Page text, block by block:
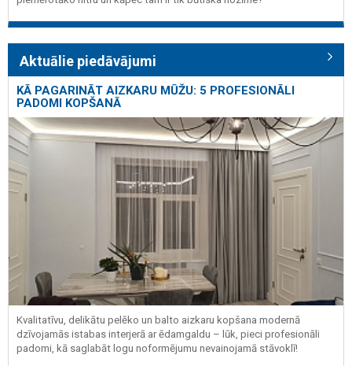
Aktuālie piedāvājumi
KĀ PAGARINĀT AIZKARU MŪŽU: 5 PROFESIONĀLI
PADOMI KOPŠANĀ
Kvalitatīvu, delikātu pelēko un balto aizkaru kopšana modernā
dzīvojamās istabas interjerā ar ēdamgaldu – lūk, pieci profesionāli
padomi, kā saglabāt logu noformējumu nevainojamā stāvoklī!